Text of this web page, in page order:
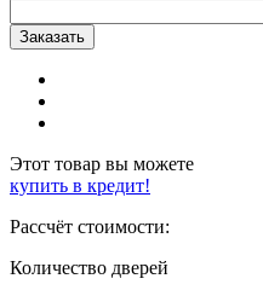
Этот товар вы можете
купить в кредит!
Рассчёт стоимости:
Количество дверей